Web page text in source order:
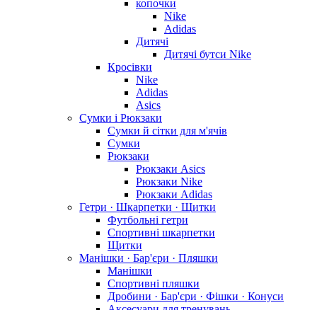
копочки
Nike
Adidas
Дитячі
Дитячі бутси Nike
Кросівки
Nike
Adidas
Asics
Сумки і Рюкзаки
Сумки й сітки для м'ячів
Сумки
Рюкзаки
Рюкзаки Asics
Рюкзаки Nike
Рюкзаки Adidas
Гетри · Шкарпетки · Щитки
Футбольні гетри
Спортивні шкарпетки
Щитки
Манішки · Бар'єри · Пляшки
Манішки
Спортивні пляшки
Дробини · Бар'єри · Фішки · Конуси